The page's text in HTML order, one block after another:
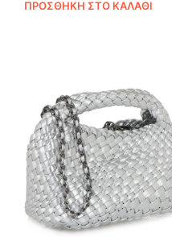
ΠΡΟΣΘΉΚΗ ΣΤΟ ΚΑΛΆΘΙ